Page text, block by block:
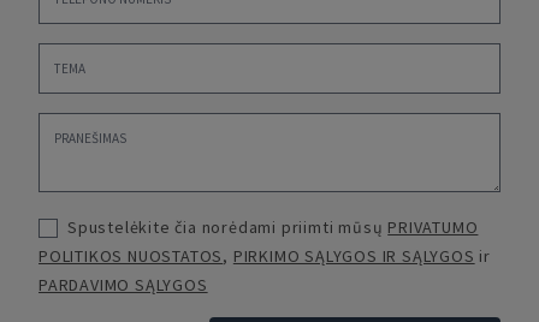
Spustelėkite čia norėdami priimti mūsų PRIVATUMO
POLITIKOS NUOSTATOS, PIRKIMO SĄLYGOS IR SĄLYGOS ir
PARDAVIMO SĄLYGOS